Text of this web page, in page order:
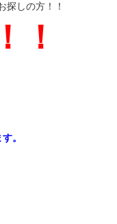
探しの方！！
！
。